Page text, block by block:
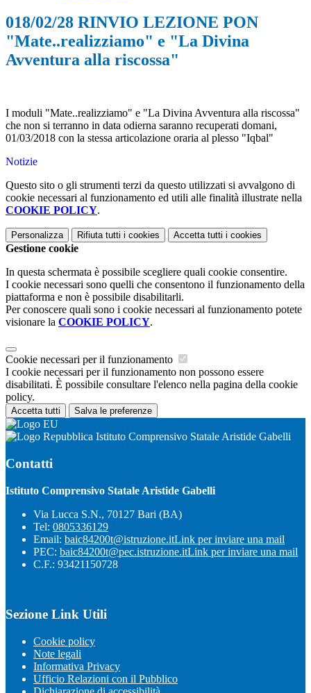
018/02/28 RINVIO LEZIONE PON
"Mate..realizziamo" e "La Divina
Avventura alla riscossa"
I moduli "Mate..realizziamo" e "La Divina Avventura alla riscossa"
che non si terranno in data odierna saranno recuperati domani,
01/03/2018 con la stessa articolazione oraria al plesso "Iqbal"
Notizie
Questo sito o gli strumenti terzi da questo utilizzati si avvalgono di
cookie necessari al funzionamento ed utili alle finalità illustrate nella
COOKIE POLICY.
Personalizza Rifiuta tutti i cookies Accetta tutti i cookies
Gestione cookie
In questa schermata è possibile scegliere quali cookie consentire.
I cookie necessari sono quelli che consentono il funzionamento della
piattaforma e non è possibile disabilitarli.
Per conoscere quali sono i cookie necessari al funzionamento potete
visionare la COOKIE POLICY.
Cookie necessari per il funzionamento
I cookie necessari per il funzionamento non possono essere
disabilitati. È possibile consultare l'elenco nella pagina della cookie
policy.
Accetta tutti Salva le preferenze
Istituto Comprensivo Statale Aristide Gabelli
Contatti
Istituto Comprensivo Statale Aristide Gabelli
Via Lucca S.N., 70127 Bari (BA)
Tel: 0805336129
Email: baic84200t@istruzione.itLink per inviare una mail
PEC: baic84200t@pec.istruzione.itLink per inviare una mail
C.F.: 93421150728
Sezione Link Utili
Cookie policy
Note legali
Informativa Privacy
Ufficio Relazioni con il Pubblico